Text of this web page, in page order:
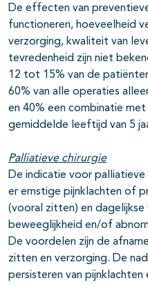
De effecten van
functioneren, hoeveelheid
verzorging, kwaliteit van
tevredenheid zijn niet
12 tot 15% van de
60% van alle operaties
en 40% een combinatie met
gemiddelde leeftijd van 5
Palliatieve chirurgie
De indicatie voor palliatieve
er ernstige pijnklachten of
(vooral zitten) en
beweeglijkheid en/of
De voordelen zijn de
zitten en verzorging. De
persisteren van pijnklachten